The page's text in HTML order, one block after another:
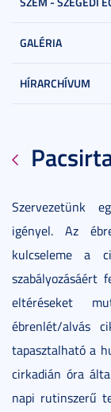
GALÉRIA
HÍRARCHÍVUM
Szervezetünk
igényel. Az
kulcseleme a
szabályozásáért
eltéréseket
ébrenlét/alvás
tapasztalható a
cirkadián óra
napi rutinszerű